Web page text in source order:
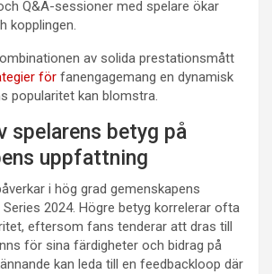
Q&A-sessioner med spelare ökar
kopplingen.
av solida prestationsmått
för fanengagemang en dynamisk
popularitet kan blomstra.
spelarens betyg på
uppfattning
i hög grad gemenskapens
2024. Högre betyg korrelerar ofta
eftersom fans tenderar att dras till
för sina färdigheter och bidrag på
kan leda till en feedbackloop där